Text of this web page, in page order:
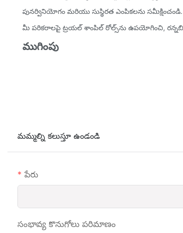
పునర్వినియోగం మరియు సుస్థిరత ఎంపికలను సమీక్షించండి.
మీ పరికరాలపై ట్రయల్ శాంపిల్ రోల్స్‌ను ఉపయోగించి,
ముగింపు
మమ్మల్ని కలుస్తూ ఉండండి
పేరు
సంభావ్య కొనుగోలు పరిమాణం